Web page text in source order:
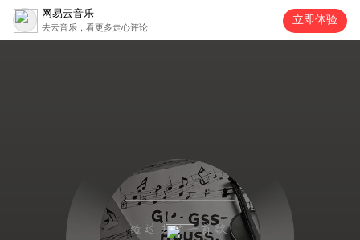
网易云音乐
去云音乐，看更多走心评论
立即体验